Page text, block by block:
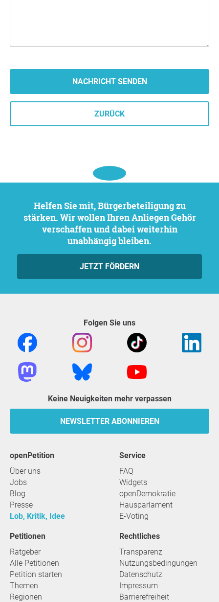
ZURÜCK
Helfen Sie mit, Bürgerbeteiligung zu
stärken. Wir wollen Ihren Anliegen Gehör
verschaffen und dabei weiterhin
unabhängig bleiben.
JETZT FÖRDERN
Folgen Sie uns
Keine Neuigkeiten mehr verpassen
NEWSLETTER ABONNIEREN
openPetition
Über uns
Jobs
Blog
Presse
Lob, Kritik, Idee
Service
FAQ
Widgets
openDemokratie
Hausparlament
E-Voting
Petitionen
Ratgeber
Alle Petitionen
Petition starten
Themen
Regionen
Rechtliches
Transparenz
Nutzungsbedingungen
Datenschutz
Impressum
Barrierefreiheit